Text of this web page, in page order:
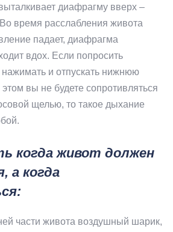
диафрагму вверх –
время расслабления живота
падает, диафрагма
вдох. Если попросить
и отпускать нижнюю
вы не будете сопротивляться
щелью, то такое дыхание
когда живот должен
а когда
части живота воздушный шарик,